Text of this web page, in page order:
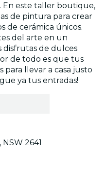
En este taller boutique,
de pintura para crear
de cerámica únicos.
del arte en un
disfrutas de dulces
de todo es que tus
para llevar a casa justo
ya tus entradas!
2641